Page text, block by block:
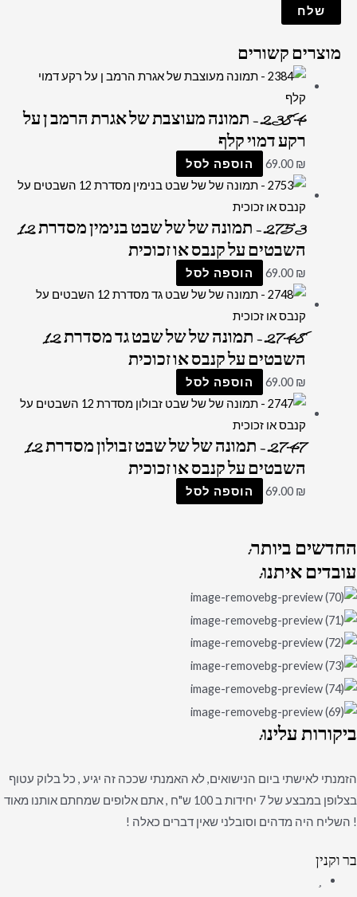
מוצרים קשורים
2384 – תמונה מעוצבת של אגרת הרמב ן על
רקע דמוי קלף
69.00 ₪ הוספה לסל
2753 – תמונה של של שבט בנימין מסדרת 12
השבטים על קנבס או זכוכית
69.00 ₪ הוספה לסל
2748 – תמונה של של שבט גד מסדרת 12
השבטים על קנבס או זכוכית
69.00 ₪ הוספה לסל
2747 – תמונה של של שבט זבולון מסדרת 12
השבטים על קנבס או זכוכית
69.00 ₪ הוספה לסל
החדשיםביותר:
עובדיםאיתנו:
ביקורותעלינו:
הזמנתי לאישתי ביום הנישואים, לא האמנתי שככה זה יגיע , כל בלוק עטוף
בצלופן במבצע של 7 יחידות ב 100 ש"ח , אתם אלופים שמחתם אותנו מאוד
! השליח היה מדהים וסובלני שאין דברים כאלה !
בר וקנין